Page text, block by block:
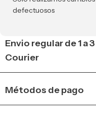
defectuosos
Envio regular de 1 a
Courier
Métodos de pago